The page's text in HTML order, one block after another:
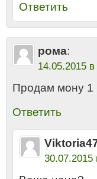
Ответить
рома:
14.05.2015
Продам мону 1
Ответить
30.07.2015